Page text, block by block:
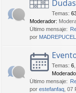
Dudas
Temas:
Moderador:
Último mensaje:
por
Temas: 6
Último mensaje:
por estefanfaq ,